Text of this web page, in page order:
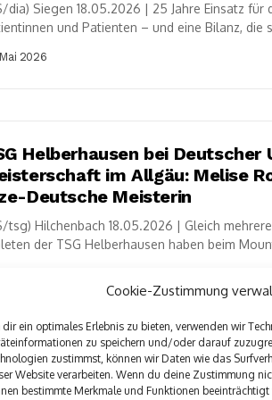
Cookie-Zustimmung
dir ein optimales Erlebnis zu bieten, verwenden wir
zu speichern und/oder darauf
zustimmst, können wir Daten wie das
Website verarbeiten. Wenn du deine Zustimmung
bestimmte Merkmale und Funktionen beeinträchtigt
dia) Siegen 18.05.2026 | 25 Jahre Einsatz für
und Patienten – und eine Bilanz, die
2026
Helberhausen bei
im Allgäu: Melise
Deutsche Meisterin
tsg) Hilchenbach 18.05.2026 | Gleich
der TSG Helberhausen haben beim
und Nils Heinen feiern